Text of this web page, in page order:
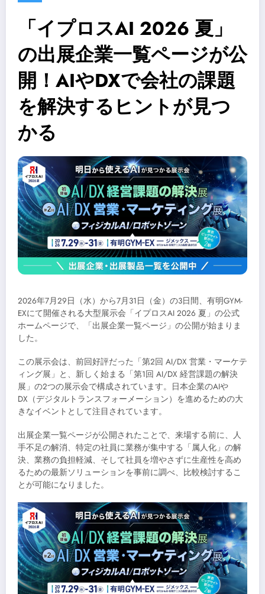
「イプロスAI 2026 夏」
の出展企業一覧ページが公
開！AIやDXで会社の課題
を解決するヒントが見つ
かる
2026年7月29日（水）から7月31日（金）の3日間、有明GYM-
EXにて開催される大型展示会「イプロスAI 2026 夏」の公式
ホームページで、「出展企業一覧ページ」の公開が始まりま
した。
この展示会は、前回好評だった「第2回 AI/DX 営業・マーケテ
ィング展」と、新しく始まる「第1回 AI/DX 経営課題の解決
展」の2つの展示会で構成されています。日本企業のAIや
DX（デジタルトランスフォーメーション）を進めるための大
きなイベントとして注目されています。
出展企業一覧ページが公開されたことで、来場する前に、人
手不足の解消、特定の社員に業務が集中する「属人化」の解
決、業務の負担軽減、そして社員を増やさずに生産性を高め
るための最新ソリューションを事前に調べ、比較検討するこ
とが可能になりました。